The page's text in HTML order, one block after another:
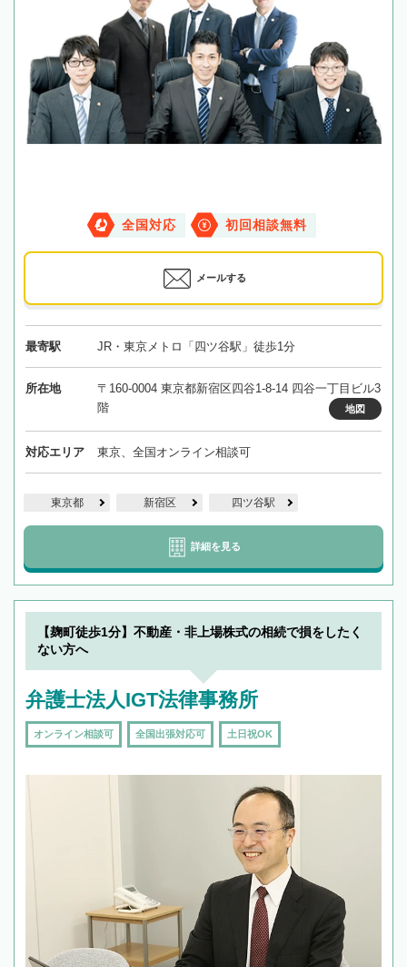
全国対応 初回相談無料
メールする
最寄駅 JR・東京メトロ「四ツ谷駅」徒歩1分
所在地
〒160-0004 東京都新宿区四谷1-8-14 四谷一丁目ビル3
階
地図
対応エリア 東京、全国オンライン相談可
東京都 新宿区 四ツ谷駅
詳細を見る
【麹町徒歩1分】不動産・非上場株式の相続で損をしたく
ない方へ
弁護士法人IGT法律事務所
オンライン相談可 全国出張対応可 土日祝OK